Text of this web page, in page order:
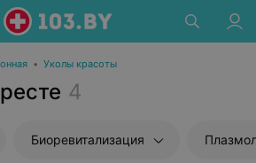
• Уколы красоты
4
Биоревитализация